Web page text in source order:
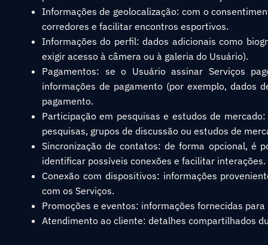
Informações de geolocalização: com o
corredores e facilitar encontros esportivos.
Informações do perfil: dados adicionais como
exigir acesso à câmera ou à galeria do Usuário).
Pagamentos: se o Usuário assinar Serviços
informações de pagamento (por exemplo, dados
pagamento.
Participação em pesquisas e estudos de
pesquisas, grupos de discussão ou estudos de
Sincronização de contatos: de forma opcional, é
identificar possíveis conexões e facilitar interações.
Conexão com dispositivos: informações
com os Serviços.
Promoções e eventos: informações fornecidas
Atendimento ao cliente: detalhes compartilhados